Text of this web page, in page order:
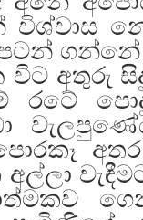
විශ්වාස
ගන්නේ
විට අතුරු
රටේ